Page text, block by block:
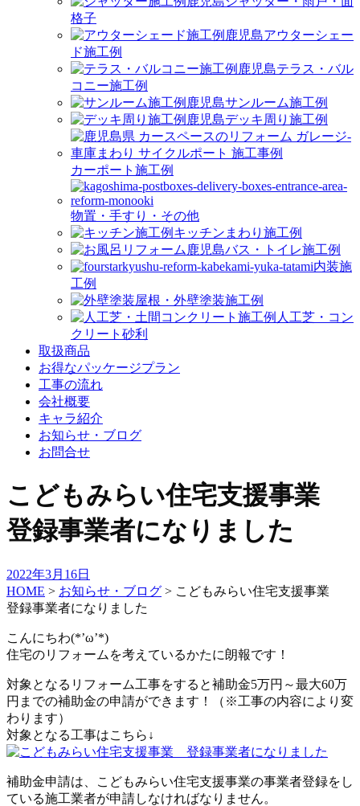
格子
アウターシェー
ド施工例
テラス・バル
コニー施工例
サンルーム施工例
デッキ周り施工例
カーポート施工例
物置・手すり・その他
キッチンまわり施工例
バス・トイレ施工例
内装施
工例
屋根・外壁塗装施工例
人工芝・コン
クリート砂利
取扱商品
お得なパッケージプラン
工事の流れ
会社概要
キャラ紹介
お知らせ・ブログ
お問合せ
こどもみらい住宅支援事業
登録事業者になりました
2022年3月16日
HOME > お知らせ・ブログ > こどもみらい住宅支援事業
登録事業者になりました
こんにちわ(*’ω’*)
住宅のリフォームを考えているかたに朗報です！
対象となるリフォーム工事をすると補助金5万円～最大60万
円までの補助金の申請ができます！（※工事の内容により変
わります）
対象となる工事はこちら↓
補助金申請は、こどもみらい住宅支援事業の事業者登録をし
ている施工業者が申請しなければなりません。